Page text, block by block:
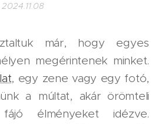
2024.11.08
már, hogy egyes
megérintenek minket.
, egy zene vagy egy fotó,
a múltat, akár örömteli
élményeket idézve.